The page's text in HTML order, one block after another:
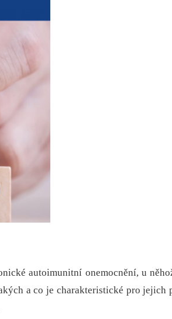
autoimunitní onemocnění, u
a co je charakteristické pro jejich